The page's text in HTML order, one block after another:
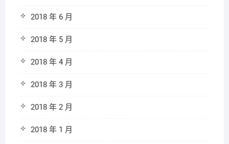
2018 年 6 月
2018 年 5 月
2018 年 4 月
2018 年 3 月
2018 年 2 月
2018 年 1 月